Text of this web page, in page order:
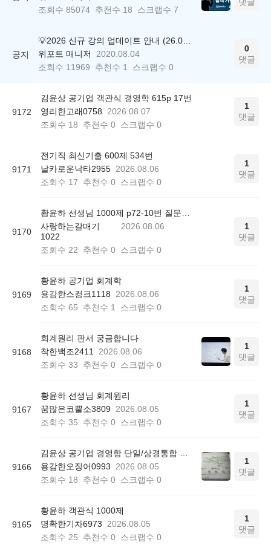
조회수 85074 추천수 18 스크랩수 7
공지
위포트 매니저
2020.08.04
조회수 11969 추천수 1 스크랩수 0
0
댓글
9172
김윤상 공기업 객관식 경영학 615p 17번
영리한고래0758
2026.08.07
조회수 18 추천수 0 스크랩수 0
1
댓글
9171
전기직 최신기출 600제 534번
날카로운낙타2955 2026.08.06
조회수 17 추천수 0 스크랩수 0
1
댓글
9170
사랑하는갈매기
1022
2026.08.06
조회수 22 추천수 0 스크랩수 0
1
댓글
9169
황윤하 공기업 회계학
용감한스컹크1118
2026.08.06
조회수 65 추천수 1 스크랩수 0
1
댓글
9168
회계원리 판서 궁금합니다
착한백조2411
2026.08.06
조회수 33 추천수 0 스크랩수 0
1
댓글
9167
황윤하 선생님 회계원리
꿈많은코뿔소3809
2026.08.05
조회수 35 추천수 0 스크랩수 0
1
댓글
9166
용감한오징어0993
2026.08.05
조회수 18 추천수 0 스크랩수 0
1
댓글
9165
황윤하 객관식 1000제
명확한기차6973
2026.08.05
조회수 25 추천수 0 스크랩수 0
1
댓글